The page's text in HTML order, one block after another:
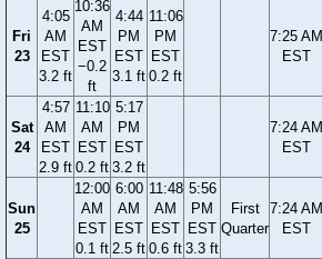
Fri
23
4:05
AM
EST
3.2 ft
10:36
AM
EST
−0.2
ft
4:44
PM
EST
3.1 ft
11:06
PM
EST
0.2 ft
7:25 AM
EST
Sat
24
4:57
AM
EST
2.9 ft
11:10
AM
EST
0.2 ft
5:17
PM
EST
3.2 ft
7:24 AM
EST
Sun
25
12:00
AM
EST
0.1 ft
6:00
AM
EST
2.5 ft
11:48
AM
EST
0.6 ft
5:56
PM
EST
3.3 ft
First
Quarter
7:24 AM
EST